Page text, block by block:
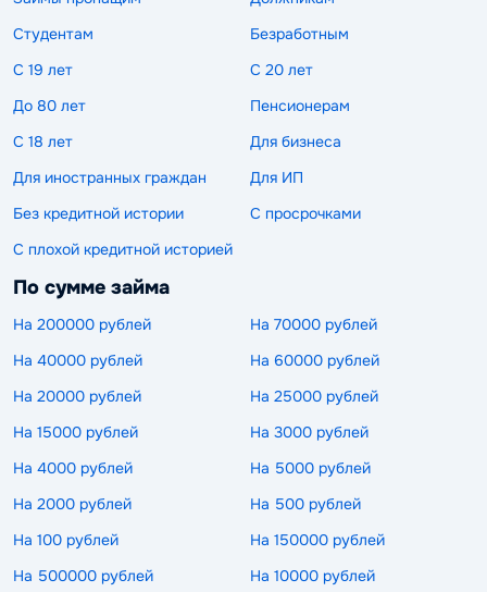
Студентам
Безработным
С 19 лет
С 20 лет
До 80 лет
Пенсионерам
С 18 лет
Для бизнеса
Для иностранных граждан
Для ИП
Без кредитной истории
С просрочками
С плохой кредитной историей
По сумме займа
На 200000 рублей
На 70000 рублей
На 40000 рублей
На 60000 рублей
На 20000 рублей
На 25000 рублей
На 15000 рублей
На 3000 рублей
На 4000 рублей
На 5000 рублей
На 2000 рублей
На 500 рублей
На 100 рублей
На 150000 рублей
На 500000 рублей
На 10000 рублей